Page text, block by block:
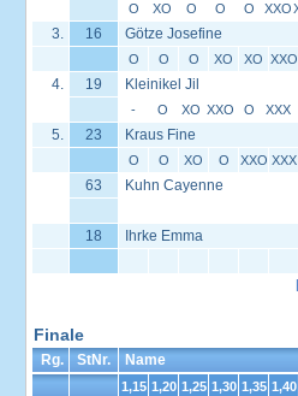
O XO O O O XXO
3. 16 Götze Josefine
O O O XO XO XXO
4. 19 Kleinikel Jil
- O XO XXO O XXX
5. 23 Kraus Fine
O O XO O XXO XXX
63 Kuhn Cayenne
18 Ihrke Emma
Finale
Rg. StNr. Name
1,15 1,20 1,25 1,30 1,35 1,40